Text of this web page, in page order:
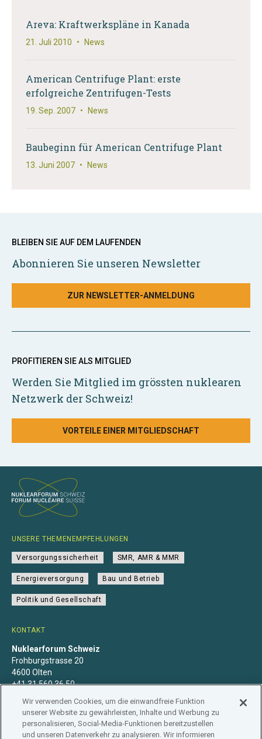
Areva: Kraftwerkspläne in Kanada
21. Juli 2010 • News
American Centrifuge Plant: erste
erfolgreiche Zentrifugen-Tests
19. Sep. 2007 • News
Baubeginn für American Centrifuge Plant
13. Juni 2007 • News
BLEIBEN SIE AUF DEM LAUFENDEN
Abonnieren Sie unseren Newsletter
ZUR NEWSLETTER-ANMELDUNG
PROFITIEREN SIE ALS MITGLIED
Werden Sie Mitglied im grössten nuklearen
Netzwerk der Schweiz!
VORTEILE EINER MITGLIEDSCHAFT
KONTAKT
Nuklearforum Schweiz
Frohburgstrasse 20
4600 Olten
+41 31 560 36 50
UNSERE THEMENEMPFEHLUNGEN
Versorgungssicherheit SMR, AMR & MMR
Energieversorgung Bau und Betrieb
Politik und Gesellschaft
Wir verwenden Cookies, um die einwandfreie Funktion
unserer Website zu gewährleisten, Inhalte und Werbung zu
personalisieren, Social-Media-Funktionen bereitzustellen
und unseren Datenverkehr zu analysieren. Wir informieren